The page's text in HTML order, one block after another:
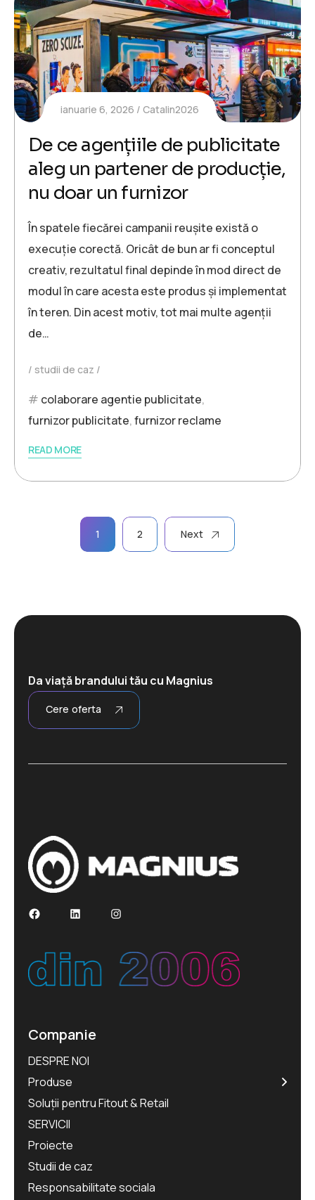
ianuarie 6, 2026 Catalin2026
De ce agențiile de publicitate
aleg un partener de producție,
nu doar un furnizor
În spatele fiecărei campanii reușite există o
execuție corectă. Oricât de bun ar fi conceptul
creativ, rezultatul final depinde în mod direct de
modul în care acesta este produs și implementat
în teren. Din acest motiv, tot mai multe agenții
de…
studii de caz
colaborare agentie publicitate,
furnizor publicitate,furnizor reclame
READ MORE
Paginație
articole
1 2 Next
Da viață brandului tău cu Magnius
Cere oferta
FacebookLinkedInInstagram
Companie
DESPRE NOI
Produse
Soluții pentru Fitout & Retail
SERVICII
Proiecte
Studii de caz
Responsabilitate sociala